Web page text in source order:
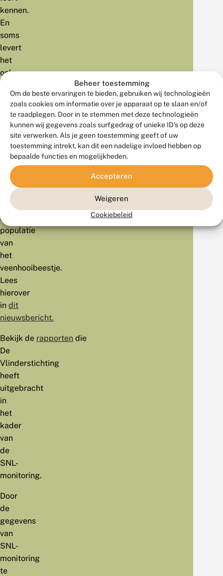
Beheer toestemming
Om de beste ervaringen te bieden, gebruiken wij technologieën
zoals cookies om informatie over je apparaat op te slaan en/of
te raadplegen. Door in te stemmen met deze technologieën
kunnen wij gegevens zoals surfgedrag of unieke ID's op deze
site verwerken. Als je geen toestemming geeft of uw
toestemming intrekt, kan dit een nadelige invloed hebben op
bepaalde functies en mogelijkheden.
Accepteren
Weigeren
Cookiebeleid
kennen.
En
soms
levert
het
ook
onverwachte
zeldzame
soorten
op!
Een
voorbeeld
hiervan
een
nieuwe
populatie
van
het
veenhooibeestje.
Lees
hierover
in dit
nieuwsbericht.
Bekijk de rapporten die
De
Vlinderstichting
heeft
uitgebracht
in
het
kader
van
de
SNL-
monitoring.
Door
de
gegevens
van
SNL-
monitoring
te